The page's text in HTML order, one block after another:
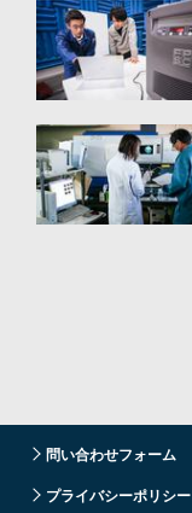
問い合わせフォーム
プライバシーポリシー